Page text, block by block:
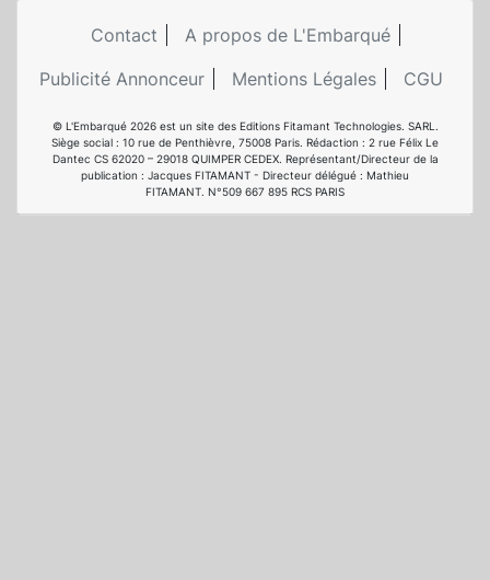
Contact
A propos de L'Embarqué
Publicité Annonceur
Mentions Légales CGU
© L'Embarqué 2026 est un site des Editions Fitamant Technologies. SARL.
Siège social : 10 rue de Penthièvre, 75008 Paris. Rédaction : 2 rue Félix Le
Dantec CS 62020 – 29018 QUIMPER CEDEX. Représentant/Directeur de la
publication : Jacques FITAMANT - Directeur délégué : Mathieu
FITAMANT. N°509 667 895 RCS PARIS